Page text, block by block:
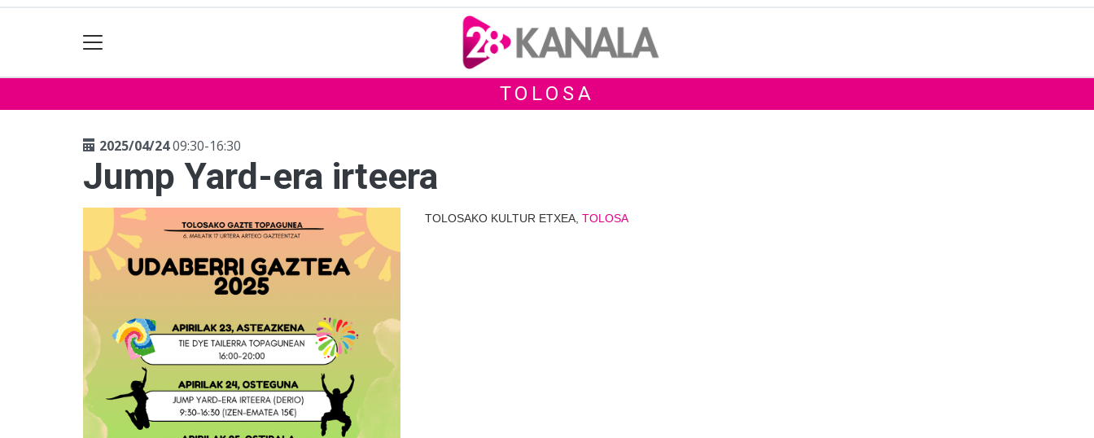
TOLOSA
2025/04/2409:30-16:30
Jump Yard-era irteera
TOLOSAKO KULTUR ETXEA, TOLOSA